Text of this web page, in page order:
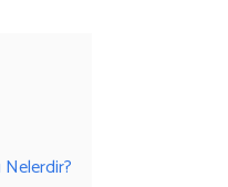
Nelerdir?